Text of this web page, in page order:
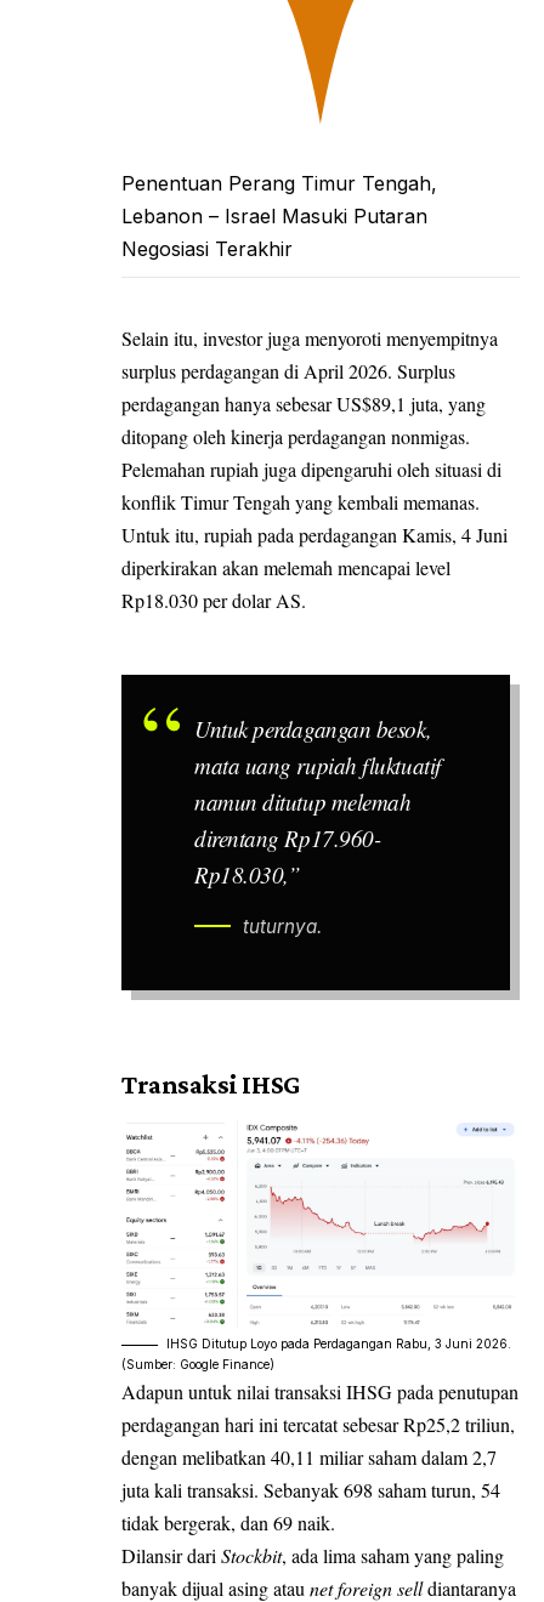
Penentuan Perang Timur Tengah,
Lebanon – Israel Masuki Putaran
Negosiasi Terakhir
Selain itu, investor juga menyoroti menyempitnya
surplus perdagangan di April 2026. Surplus
perdagangan hanya sebesar US$89,1 juta, yang
ditopang oleh kinerja perdagangan nonmigas.
Pelemahan rupiah juga dipengaruhi oleh situasi di
konflik Timur Tengah yang kembali memanas.
Untuk itu, rupiah pada perdagangan Kamis, 4 Juni
diperkirakan akan melemah mencapai level
Rp18.030 per dolar AS.
Untuk perdagangan besok,
mata uang rupiah fluktuatif
namun ditutup melemah
direntang Rp17.960-
Rp18.030,”
tuturnya.
Transaksi IHSG
IHSG Ditutup Loyo pada Perdagangan Rabu, 3 Juni 2026.
(Sumber: Google Finance)
Adapun untuk nilai transaksi IHSG pada penutupan
perdagangan hari ini tercatat sebesar Rp25,2 triliun,
dengan melibatkan 40,11 miliar saham dalam 2,7
juta kali transaksi. Sebanyak 698 saham turun, 54
tidak bergerak, dan 69 naik.
Dilansir dari Stockbit, ada lima saham yang paling
banyak dijual asing atau net foreign selldiantaranya